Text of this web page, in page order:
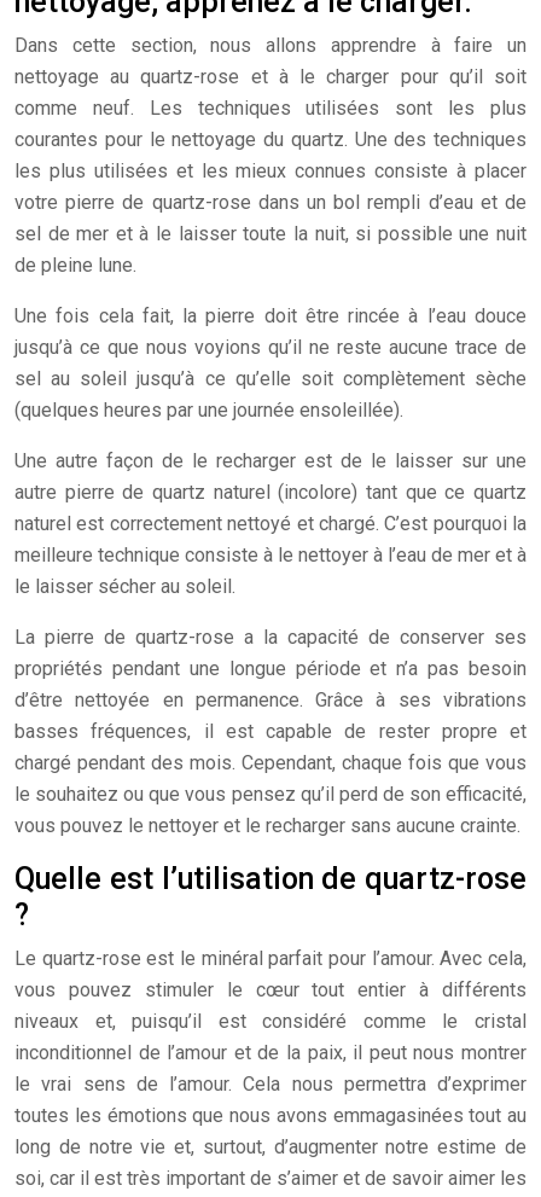
Dans cette section, nous allons apprendre à faire un
nettoyage au quartz-rose et à le charger pour qu’il soit
comme neuf. Les techniques utilisées sont les plus
courantes pour le nettoyage du quartz. Une des techniques
les plus utilisées et les mieux connues consiste à placer
votre pierre de quartz-rose dans un bol rempli d’eau et de
sel de mer et à le laisser toute la nuit, si possible une nuit
de pleine lune.
Une fois cela fait, la pierre doit être rincée à l’eau douce
jusqu’à ce que nous voyions qu’il ne reste aucune trace de
sel au soleil jusqu’à ce qu’elle soit complètement sèche
(quelques heures par une journée ensoleillée).
Une autre façon de le recharger est de le laisser sur une
autre pierre de quartz naturel (incolore) tant que ce quartz
naturel est correctement nettoyé et chargé. C’est pourquoi la
meilleure technique consiste à le nettoyer à l’eau de mer et à
le laisser sécher au soleil.
La pierre de quartz-rose a la capacité de conserver ses
propriétés pendant une longue période et n’a pas besoin
d’être nettoyée en permanence. Grâce à ses vibrations
basses fréquences, il est capable de rester propre et
chargé pendant des mois. Cependant, chaque fois que vous
le souhaitez ou que vous pensez qu’il perd de son efficacité,
vous pouvez le nettoyer et le recharger sans aucune crainte.
Quelle est l’utilisation de quartz-rose
?
Le quartz-rose est le minéral parfait pour l’amour. Avec cela,
vous pouvez stimuler le cœur tout entier à différents
niveaux et, puisqu’il est considéré comme le cristal
inconditionnel de l’amour et de la paix, il peut nous montrer
le vrai sens de l’amour. Cela nous permettra d’exprimer
toutes les émotions que nous avons emmagasinées tout au
long de notre vie et, surtout, d’augmenter notre estime de
soi, car il est très important de s’aimer et de savoir aimer les